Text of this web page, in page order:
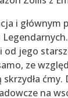
i
od jego
ze
na